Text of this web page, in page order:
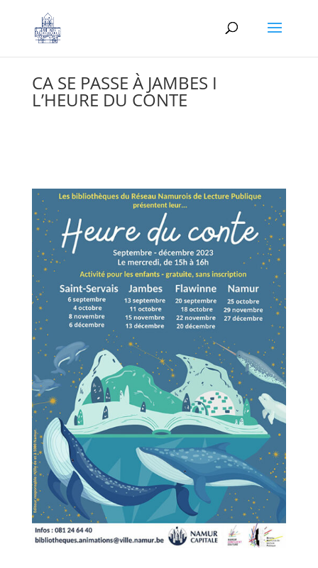
CA SE PASSE À JAMBES I
L’HEURE DU CONTE